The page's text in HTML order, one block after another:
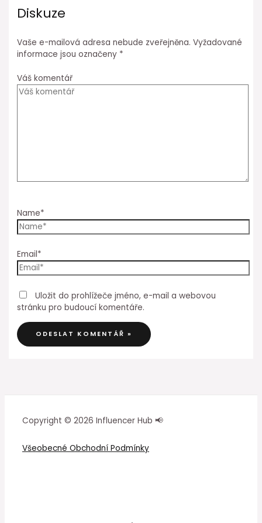
Diskuze
Vaše e-mailová adresa nebude zveřejněna. Vyžadované
informace jsou označeny *
Váš komentář
Name*
Email*
Uložit do prohlížeče jméno, e-mail a webovou
stránku pro budoucí komentáře.
Copyright © 2026 Influencer Hub 📢
Všeobecné Obchodní Podmínky